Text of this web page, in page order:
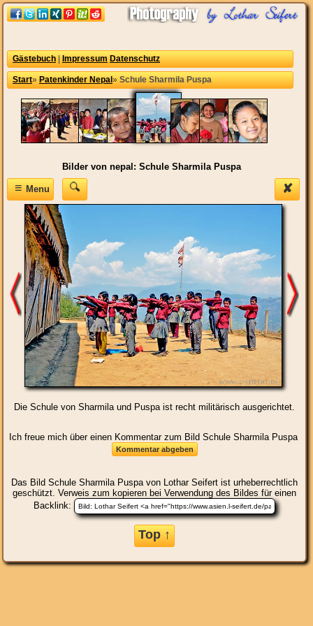
Gästebuch Impressum Datenschutz
Start» Patenkinder Nepal » Schule Sharmila Puspa
Bilder von nepal: Schule Sharmila Puspa
✘
≡Menu
Die Schule von Sharmila und Puspa ist recht militärisch ausgerichtet.
Ich freue mich über einen Kommentar zum Bild Schule Sharmila Puspa
Das Bild Schule Sharmila Puspa von Lothar Seifert ist urheberrechtlich
geschützt. Verweis zum kopieren bei Verwendung des Bildes für einen
Backlink:
Top ↑